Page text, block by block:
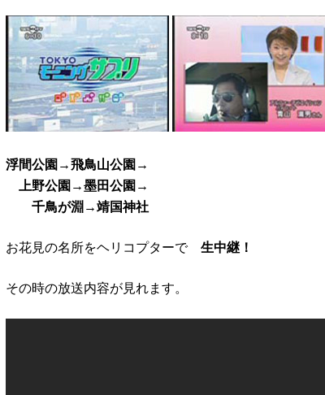
浮間公園→飛鳥山公園→
上野公園→墨田公園→
千鳥が淵→靖国神社
お花見の名所をヘリコプターで 生中継！
その時の放送内容が見れます。
トを実施しました！！’